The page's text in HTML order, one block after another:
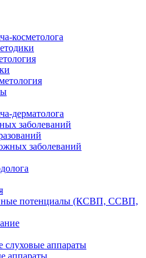
косметолога
дерматолога
заболеваний
заболеваний
потенциалы (КСВП, ССВП,
слуховые аппараты
аппараты